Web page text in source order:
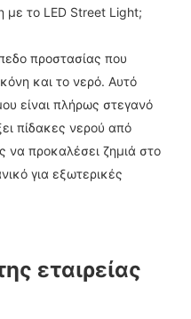
με το LED Street Light;
προστασίας που
και το νερό. Αυτό
είναι πλήρως στεγανό
πίδακες νερού από
να προκαλέσει ζημιά στο
για εξωτερικές
εταιρείας